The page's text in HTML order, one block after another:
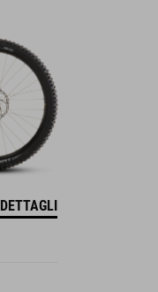
DETTAGLI